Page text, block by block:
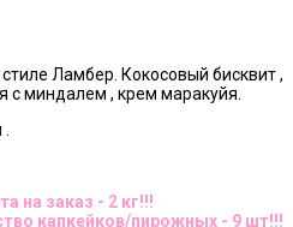
Ламбер. Кокосовый бисквит ,
с миндалем , крем маракуйя.
на заказ - 2 кг!!!
капкейков/пирожных - 9 шт!!!